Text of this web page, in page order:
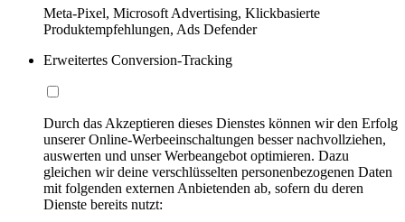
Meta-Pixel, Microsoft Advertising, Klickbasierte
Produktempfehlungen, Ads Defender
Erweitertes Conversion-Tracking
Durch das Akzeptieren dieses Dienstes können wir den Erfolg
unserer Online-Werbeeinschaltungen besser nachvollziehen,
auswerten und unser Werbeangebot optimieren. Dazu
gleichen wir deine verschlüsselten personenbezogenen Daten
mit folgenden externen Anbietenden ab, sofern du deren
Dienste bereits nutzt: